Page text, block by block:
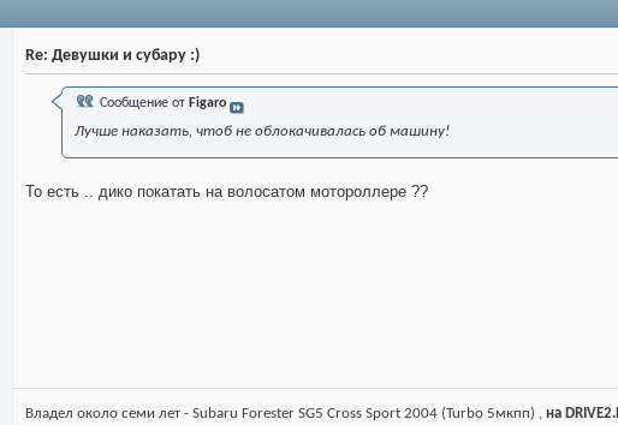
Re: Девушки и субару :)
Сообщение от Figaro
Лучше наказать, чтоб не облокачивалась об машину!
То есть .. дико покатать на волосатом мотороллере ??
Владел около семи лет - Subaru Forester SG5 Cross Sport 2004 (Turbo 5мкпп) , на